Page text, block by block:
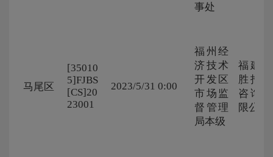
事处
马尾区
[35010
5]FJBS
[CS]20
23001
2023/5/31 0:00
福州经
济技术
开发区
市场监
督管理
局本级
福建百
胜招标
咨询有
限公司